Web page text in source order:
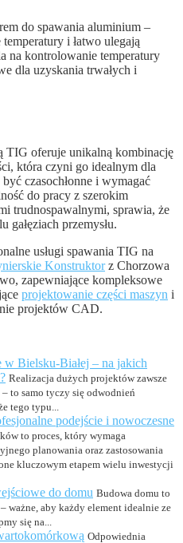
do spawania aluminium –
i łatwo ulegają
na kontrolowanie temperatury
dla uzyskania trwałych i
TIG oferuje unikalną kombinację
która czyni go idealnym dla
czasochłonne i wymagać
do pracy z szerokim
trudnospawalnymi, sprawia, że
gałęziach przemysłu.
usługi spawania TIG na
Konstruktorz Chorzowa
zapewniające kompleksowe
projektowanie części maszyn i
projektów CAD.
Bielsku-Białej – na jakich
Realizacja dużych projektów zawsze
to samo tyczy się odwodnień
tego typu...
podejście i nowoczesne
to proces, który wymaga
planowania oraz zastosowania
kluczowym etapem wielu inwestycji
do domu Budowa domu to
ważne, aby każdy element idealnie ze
się na...
Odpowiednia